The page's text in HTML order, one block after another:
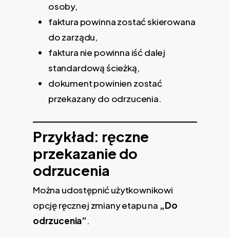
osoby,
faktura powinna zostać skierowana
do zarządu,
faktura nie powinna iść dalej
standardową ścieżką,
dokument powinien zostać
przekazany do odrzucenia.
Przykład: ręczne
przekazanie do
odrzucenia
Można udostępnić użytkownikowi
opcję ręcznej zmiany etapu na „Do
odrzucenia”.